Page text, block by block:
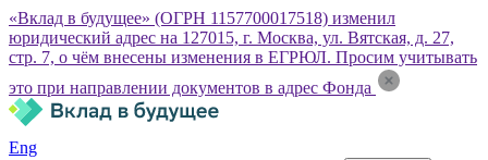
«Вклад в будущее» (ОГРН 1157700017518) изменил
юридический адрес на 127015, г. Москва, ул. Вятская, д. 27,
стр. 7, о чём внесены изменения в ЕГРЮЛ. Просим учитывать
это при направлении документов в адрес Фонда
Eng